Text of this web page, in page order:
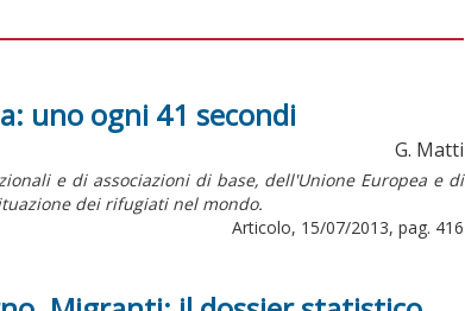
uno ogni 41 secondi
G. Matti
e di associazioni di base, dell'Unione Europea e di
dei rifugiati nel mondo.
Articolo, 15/07/2013, pag. 416